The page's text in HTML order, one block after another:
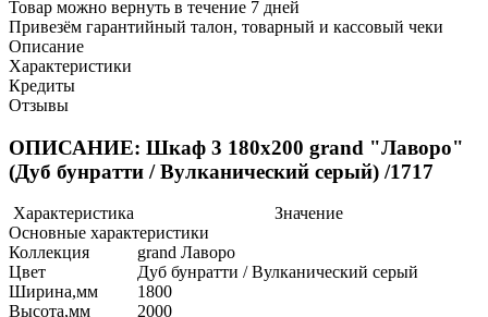
Товар можно вернуть в течение 7 дней
Привезём гарантийный талон, товарный и кассовый чеки
Описание
Характеристики
Кредиты
Отзывы
ОПИСАНИЕ: Шкаф 3 180х200 grand "Лаворо"
(Дуб бунратти / Вулканический серый) /1717
Характеристика
Значение
Основные характеристики
Коллекция
grand Лаворо
Цвет
Дуб бунратти / Вулканический серый
Ширина,мм
1800
Высота,мм
2000